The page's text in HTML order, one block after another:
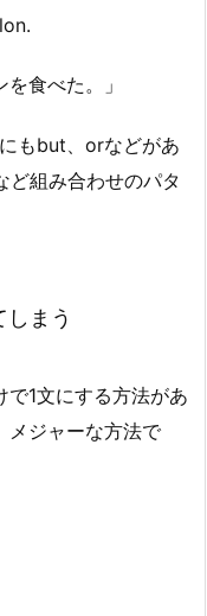
食べた。」
もbut、orなどがあ
組み合わせのパタ
まう
1文にする方法があ
メジャーな方法で